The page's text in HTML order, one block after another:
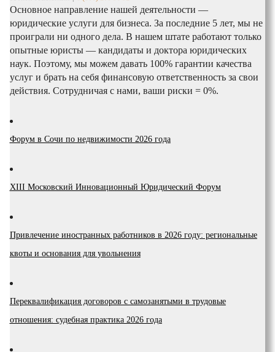
Основное направление нашей деятельности —
юридические услуги для бизнеса. За последние 5 лет, мы не
проиграли ни одного дела. В нашем штате работают только
опытные юристы — кандидаты и доктора юридических
наук. Поэтому, мы можем давать 100% гарантии качества
услуг и брать на себя финансовую ответственность за свои
действия. Сотрудничая с нами, ваши риски = 0%.
Форум в Сочи по недвижимости 2026 года
XIII Московский Инновационный Юридический Форум
Привлечение иностранных работников в 2026 году: региональные
квоты и основания для увольнения
Переквалификация договоров с самозанятыми в трудовые
отношения: судебная практика 2026 года